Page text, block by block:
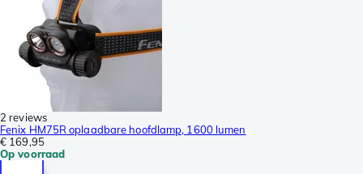
2 reviews
Fenix HM75R oplaadbare hoofdlamp, 1600 lumen
€ 169,95
Op voorraad